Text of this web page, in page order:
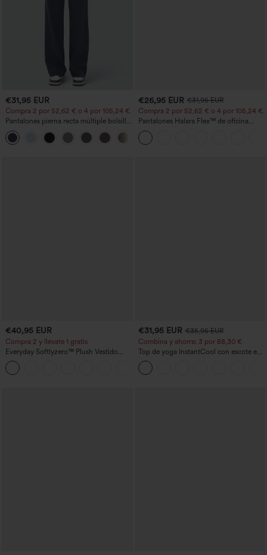
€31,95 EUR
Compra 2 por 52,62 € o 4 por 105,24 €.
Pantalones pierna recta múltiple bolsillo
botón tiro alto
€26,95 EUR €31,95 EUR
Compra 2 por 52,62 € o 4 por 105,24 €.
Pantalones Halara Flex™ de oficina
anchos plisados de tiro alto con bolsillos
en tela tipo gofre
€40,95 EUR
Compra 2 y llévate 1 gratis
Everyday Softlyzero™ Plush Vestido
deportivo sin espalda 2 en 1
acampanado -Wannabe -Easy Peezy
€31,95 EUR €35,95 EUR
Combina y ahorra: 3 por 88,30 €
Top de yoga InstantCool con escote en
U y bajo curvado - UPF50+